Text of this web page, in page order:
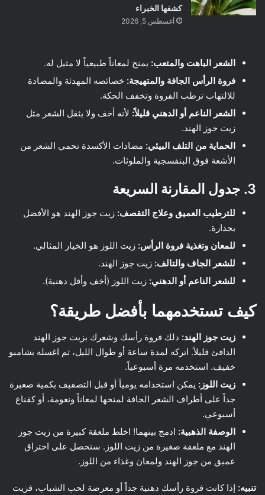
كشفها الخبراء
أغسطس 5, 2026
الشعر الباهت والمتعب: يمنح لمعاناً طبيعياً لا مثيل له.
فروة الرأس الجافة والمتهيجة: خصائصه المهدئة والمضادة
للالتهاب ترطب الفروة وتخفف الحكة.
الشعر الناعم أو الدهني قليلاً: لأنه أخف ولا يثقل الشعر مثل
زيت جوز الهند.
الحماية من التلف البيئي: مضادات الأكسدة تحمي الشعر من
الأشعة فوق البنفسجية والملوثات.
3. جدول المقارنة السريعة
للترطيب العميق وعلاج التقصف: زيت جوز الهند هو الأفضل
بجدارة.
للمعان وتغذية فروة الرأس: زيت اللوز هو الخيار المثالي.
للشعر الجاف والتالف: زيت جوز الهند.
للشعر الناعم أو الدهني: زيت اللوز (أخف وأقل دهنية).
كيف تستخدمهما بأفضل طريقة؟
زيت جوز الهند: دلك فروة رأسك وشعرك بزيت جوز الهند
الدافئ قليلاً. اتركه لمدة ساعة أو طوال الليل، ثم اغسله بشامبو
خفيف. استخدمه مرة أسبوعياً.
زيت اللوز: يمكن استخدامه يومياً أو قبل التصفيف بكمية صغيرة
جداً على أطراف الشعر الجافة لمنحها لمعاناً ونعومة، أو كقناع
أسبوعي.
الوصفة الذهبية: ادمج بينهما! اخلط ملعقة كبيرة من زيت جوز
الهند مع ملعقة صغيرة من زيت اللوز. ستحصل على اختراق
عميق من جوز الهند ولمعان وغذاء من اللوز.
تنبيه: إذا كانت فروة رأسك دهنية جداً أو معرضة لحب الشباب، فزيت